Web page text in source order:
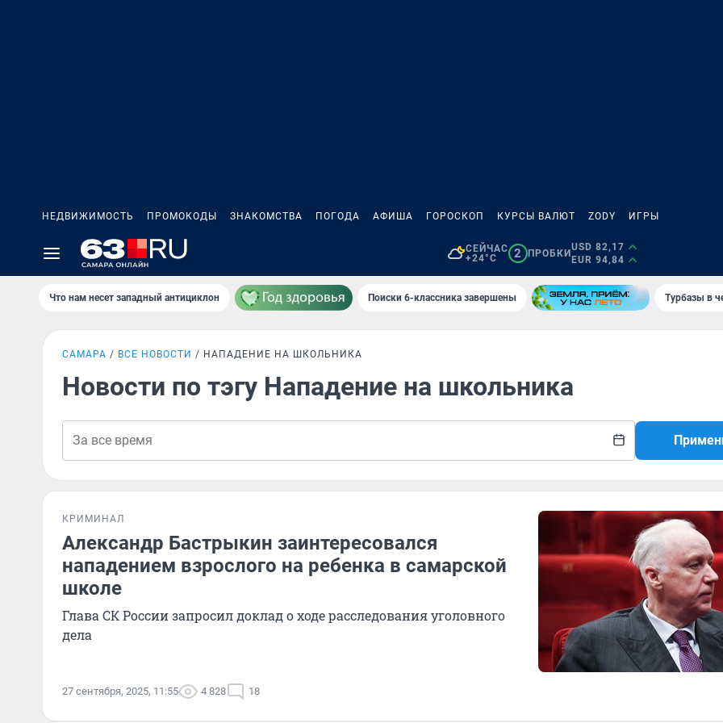
НЕДВИЖИМОСТЬ ПРОМОКОДЫ ЗНАКОМСТВА ПОГОДА АФИША ГОРОСКОП КУРСЫ ВАЛЮТ ZODY ИГРЫ
СЕЙЧАС
+24°C
2 ПРОБКИ
USD 82,17
EUR 94,84
Что нам несет западный антициклон Поиски 6-классника завершены Турбазы в
САМАРА ВСЕ НОВОСТИ НАПАДЕНИЕ НА ШКОЛЬНИКА
Новости по тэгу Нападение на школьника
КРИМИНАЛ
Александр Бастрыкин заинтересовался
нападением взрослого на ребенка в самарской
школе
Глава СК России запросил доклад о ходе расследования уголовного
дела
27 сентября, 2025, 11:55 4 828 18